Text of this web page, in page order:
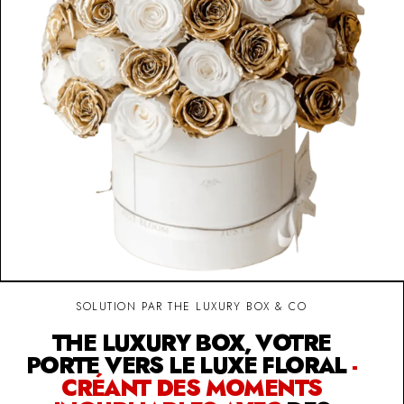
SOLUTION PAR THE LUXURY BOX & CO
THE LUXURY BOX, VOTRE
PORTE VERS LE LUXE FLORAL-
CRÉANT DES MOMENTS